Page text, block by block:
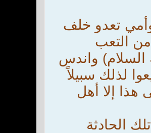
تعدو خلف
من التعب
السلام) واندس
لذلك سبيلاً
هذا إلا أهل
الحادثة